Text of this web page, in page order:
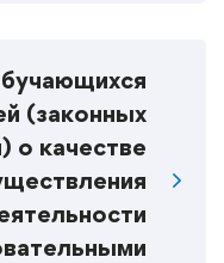
(законных
о качестве